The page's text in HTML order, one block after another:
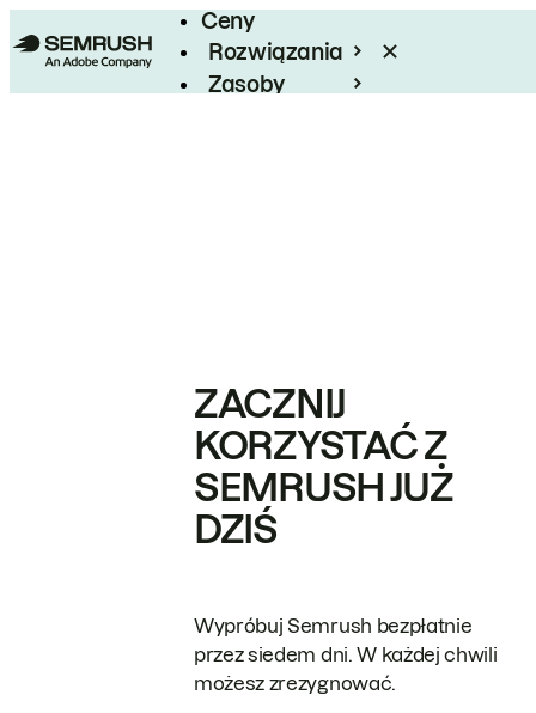
Ceny
Rozwiązania
Zasoby
ZACZNIJ
KORZYSTAĆ Z
SEMRUSH JUŻ
DZIŚ
Wypróbuj Semrush bezpłatnie
przez siedem dni. W każdej chwili
możesz zrezygnować.